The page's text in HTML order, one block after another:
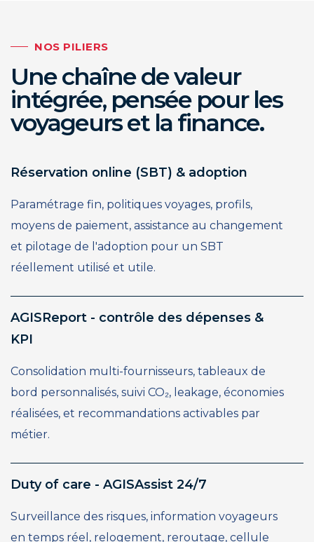
5
6
7
8
6
7
8
9
NOS PILIERS
Une chaîne de valeur
intégrée, pensée pour les
voyageurs et la finance.
Réservation online (SBT) & adoption
Paramétrage fin, politiques voyages, profils,
moyens de paiement, assistance au changement
et pilotage de l'adoption pour un SBT
réellement utilisé et utile.
AGISReport - contrôle des dépenses &
KPI
Consolidation multi-fournisseurs, tableaux de
bord personnalisés, suivi CO₂, leakage, économies
réalisées, et recommandations activables par
métier.
Duty of care - AGISAssist 24/7
Surveillance des risques, information voyageurs
en temps réel, relogement, reroutage, cellule